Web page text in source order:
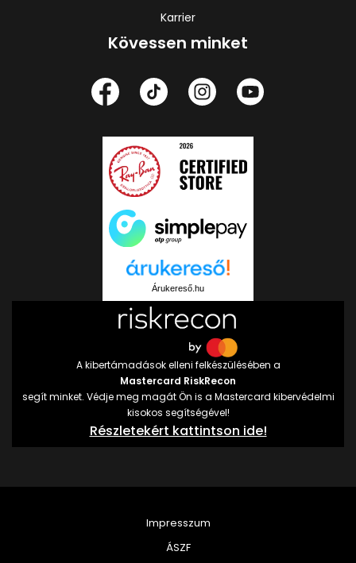
Karrier
Kövessen minket
Árukereső.hu
A kibertámadások elleni felkészülésében a
Mastercard RiskRecon
segít minket. Védje meg magát Ön is a Mastercard kibervédelmi
kisokos segítségével!
Részletekért kattintson ide!
Impresszum
ÁSZF